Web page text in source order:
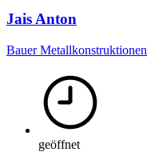
Jais Anton
Bauer Metallkonstruktionen
geöffnet